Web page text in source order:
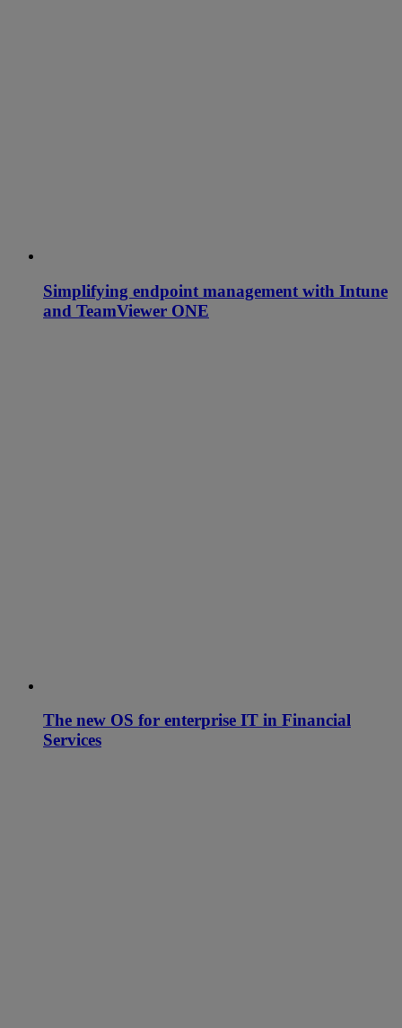
Simplifying endpoint management with Intune
and TeamViewer ONE
The new OS for enterprise IT in Financial
Services